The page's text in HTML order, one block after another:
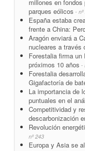
millones en
parques eólicos - nº
España estaba
frente a China:
Aragón enviará a
nucleares a través
Forestalia firma
próximos 10 años -
Forestalia
Gigafactoría de
La importancia de
puntuales en el
Competitividad y
descarbonización
Revolución
nº 243
Europa y Asia se